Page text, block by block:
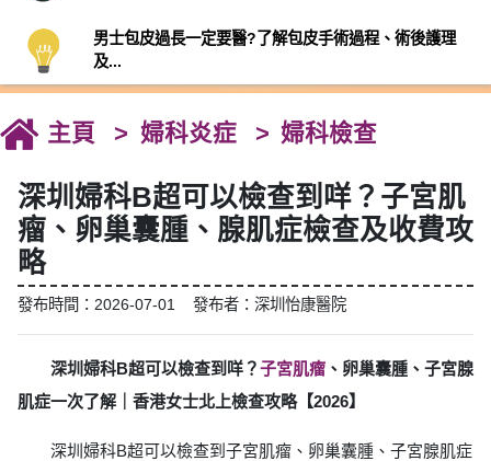
男士包皮過長一定要醫?了解包皮手術過程、術後護理
及...
主頁 婦科炎症 婦科檢查
深圳婦科B超可以檢查到咩？子宮肌
瘤、卵巢囊腫、腺肌症檢查及收費攻
略
發布時間：2026-07-01 發布者：深圳怡康醫院
深圳婦科B超可以檢查到咩？子宮肌瘤 、卵巢囊腫、子宮腺
肌症一次了解｜香港女士北上檢查攻略【2026】
深圳婦科B超可以檢查到子宮肌瘤、卵巢囊腫、子宮腺肌症